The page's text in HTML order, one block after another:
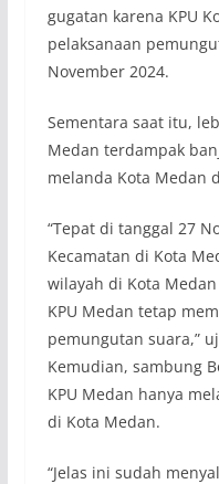
gugatan karena KPU
pelaksanaan
November 2024.
Sementara saat itu,
Medan terdampak
melanda Kota Medan
“Tepat di tanggal 27
Kecamatan di Kota
wilayah di Kota
KPU Medan tetap
pemungutan suara,”
Kemudian, sambung
KPU Medan hanya
di Kota Medan.
“Jelas ini sudah